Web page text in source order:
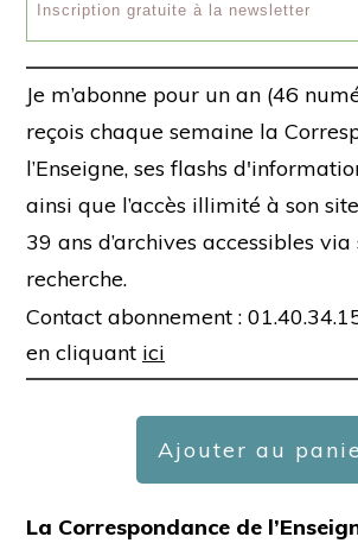
Je m’abonne pour un an (46
reçois chaque semaine la
l’Enseigne, ses flashs
ainsi que l’accès illimité à son
39 ans d’archives accessibles
recherche.
Contact abonnement :
en cliquant ici
Ajouter au
La Correspondance de